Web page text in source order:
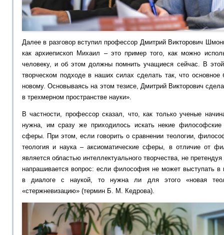
Далее в разговор вступил профессор Дмитрий Викторович
как архиепископ Михаил – это пример того, как можно
человеку, и об этом должны помнить учащиеся сейчас. В
творческом подходе в наших силах сделать так, что основное
новому. Основываясь на этом тезисе, Дмитрий Викторович
в трехмерном пространстве науки».
В частности, профессор сказал, что, как только ученые
нужна, им сразу же приходилось искать некие
сферы. При этом, если говорить о сравнении теологии,
теология и наука – аксиоматические сферы, в отличие от
является областью интеллектуального творчества, не
напрашивается вопрос: если философия не может выступать в
в диалоге с наукой, то нужна ли для этого «новая
«стержневизацию» (термин Б. М. Кедрова).